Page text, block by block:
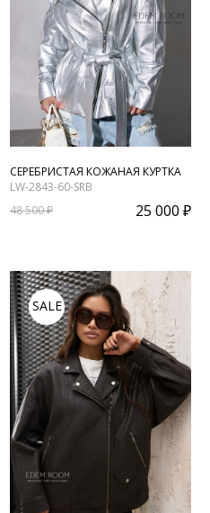
СЕРЕБРИСТАЯ КОЖАНАЯ КУРТКА
LW-2843-60-SRB
48 500 ₽
25 000 ₽
SALE